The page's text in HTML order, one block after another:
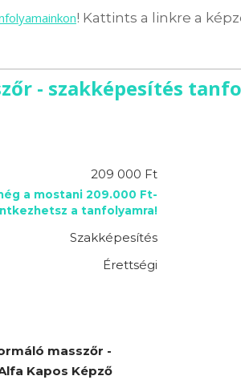
! Kattints a linkre a
- szakképesítés
209 000 Ft
a mostani 209.000 Ft-
a tanfolyamra!
Szakképesítés
Érettségi
masszőr -
Kapos Képző